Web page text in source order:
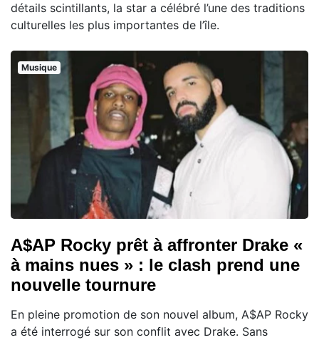
détails scintillants, la star a célébré l’une des traditions
culturelles les plus importantes de l’île.
Musique
A$AP Rocky prêt à affronter Drake «
à mains nues » : le clash prend une
nouvelle tournure
En pleine promotion de son nouvel album, A$AP Rocky
a été interrogé sur son conflit avec Drake. Sans